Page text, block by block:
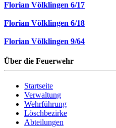
Florian Völklingen 6/17
Florian Völklingen 6/18
Florian Völklingen 9/64
Über die Feuerwehr
Startseite
Verwaltung
Wehrführung
Löschbezirke
Abteilungen